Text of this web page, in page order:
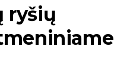
ryšių